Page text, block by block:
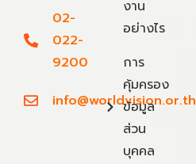
02-
022-
9200
info@worldvision.or.th
งาน
อย่างไร
การ
คุ้มครอง
ข้อมูล
ส่วน
บุคคล